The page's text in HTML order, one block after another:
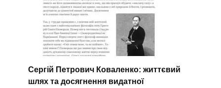
Сергій Петрович Коваленко: життєвий
шлях та досягнення видатної